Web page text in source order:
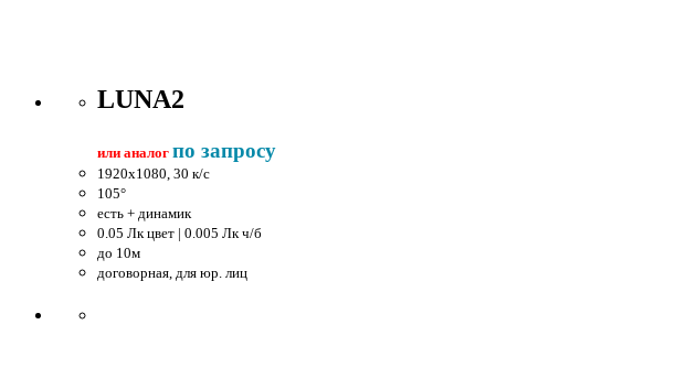
LUNA2
или аналог по запросу
1920x1080, 30 к/c
105°
есть + динамик
0.05 Лк цвет | 0.005 Лк ч/б
до 10м
договорная, для юр. лиц